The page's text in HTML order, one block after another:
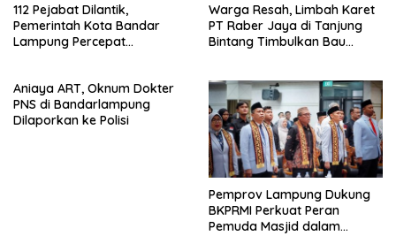
112 Pejabat Dilantik,
Pemerintah Kota Bandar
Lampung Percepat
Kesehatan
Warga Resah, Limbah Karet
PT Raber Jaya di Tanjung
Bintang Timbulkan Bau
Aniaya ART, Oknum Dokter
PNS di Bandarlampung
Dilaporkan ke Polisi
Pemprov Lampung Dukung
BKPRMI Perkuat Peran
Pemuda Masjid dalam